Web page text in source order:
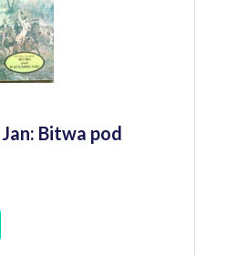
Bitwa pod